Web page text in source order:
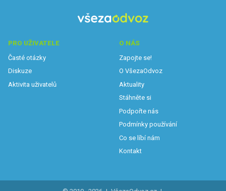
PRO UŽIVATELE
Časté otázky
Diskuze
Aktivita uživatelů
O NÁS
Zapojte se!
O VšezaOdvoz
Aktuality
Stáhněte si
Podpořte nás
Podmínky používání
Co se líbí nám
Kontakt